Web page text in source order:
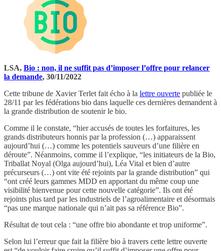
LSA, Bio : non, il ne suffit pas d’imposer l’offre pour relancer
la demande, 30/11/2022
Cette tribune de Xavier Terlet fait écho à la lettre ouverte publiée le
28/11 par les fédérations bio dans laquelle ces dernières demandent à
la grande distribution de soutenir le bio.
Comme il le constate, “hier accusés de toutes les forfaitures, les
grands distributeurs honnis par la profession (…) apparaissent
aujourd’hui (…) comme les potentiels sauveurs d’une filière en
déroute”. Néanmoins, comme il l’explique, “les initiateurs de la Bio,
Triballat Noyal (Olga aujourd’hui), Léa Vital et bien d’autre
précurseurs (…) ont vite été rejoints par la grande distribution” qui
“ont créé leurs gammes MDD en apportant du même coup une
visibilité bienvenue pour cette nouvelle catégorie”. Ils ont été
rejoints plus tard par les industriels de l’agroalimentaire et désormais
“pas une marque nationale qui n’ait pas sa référence Bio”.
Résultat de tout cela : “une offre bio abondante et trop uniforme”.
Selon lui l’erreur que fait la filière bio à travers cette lettre ouverte